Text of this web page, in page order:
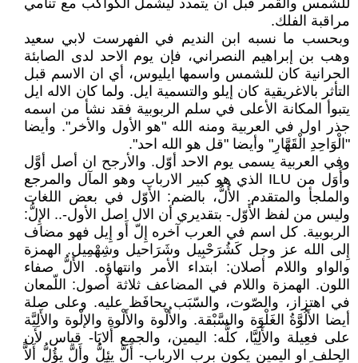
للشمس والقمر قبل ان يتمدد ليشمل الكواكب مع تنامي
مراقبة الفلك.
وبحسب ما نسبه ابن النديم في الفهرست لابي سعيد
وهب بن إبراهيم النصراني، فإن يوم الاحد لدى الصابئة
الحرانية كان للشمس واسمها ايليوس، أي ان الاسم قبل
التأثر بالاغريقية كان إيلو والتسمية ايل. ولما كان الاله ايل
يتبوأ المكانة الأعلى في سلم الربوبية فقد نشأ من اسمه
جذر اول في العربية ومنه الله "هو الأول والأخر". وأيضا
"الْوَاحِدِ الْقَهَّارِ" وأيضا "قل هو الله احد".
وفي العربية يسمى يوم الاحد أوّل. والأرجح ان أصل أوَّل
وأُوَل من ILU الذي هو كبير الارباب وهو المآل والمرجع
والملجأ والمتقدم. الأُلُّ، بالضم: الأَوّل في بعض اللغات
وليس من لفظ الأَوّل- بتقديري أن الال اصل الأول-.. الإِلُّ:
الربوبية. كل اسم في العرب آخره إِلّ أَو إِيل فهو مضاف
إِلى الله عز وجل كَشُرَحْبِيل وشَرَاحيل وشِهْمِيل. الهمزة
والواو واللام أصلان: ابتداء الأمر وانتهاؤه. الأَلُّ صفاء
اللون. الهمزة واللام في المضاعف ثلاثة أصول: اللّمعان
في اهتزاز، والصّوت، والسّبَب يحافَظ عليه. وعلى صلة
أيضا الأَلُوَّةُ الغَلْوَة والسَّبْقة. والأُلْوة والأَلْوة والإلْوة والأَلِيَّة
على فعِيلة والأَلِيَّا، كلُّه: اليمين، والجمع أَلايَا- قياس لأن
الحلف او اليمين يكون برب الارباب- أَلَّ يئِلُّ وأَلَّ يؤُلُّ أَلاًّ